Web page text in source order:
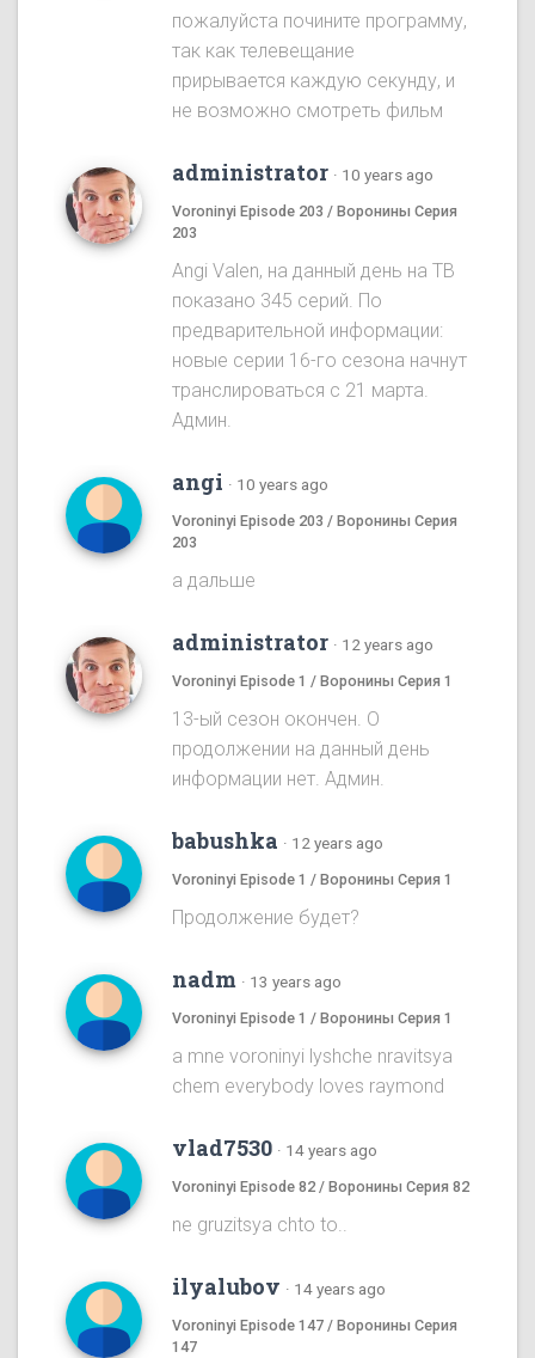
пожалуйста почините программу,
так как телевещание
прирывается каждую секунду, и
не возможно смотреть фильм
administrator · 10 years ago
Voroninyi Episode 203 / Воронины Серия
203
Angi Valen, на данный день на ТВ
показано 345 серий. По
предварительной информации:
новые серии 16-го сезона начнут
транслироваться с 21 марта.
Админ.
angi · 10 years ago
Voroninyi Episode 203 / Воронины Серия
203
а дальше
administrator · 12 years ago
Voroninyi Episode 1 / Воронины Серия 1
13-ый сезон окончен. О
продолжении на данный день
информации нет. Админ.
babushka · 12 years ago
Voroninyi Episode 1 / Воронины Серия 1
Продолжение будет?
nadm · 13 years ago
Voroninyi Episode 1 / Воронины Серия 1
a mne voroninyi lyshche nravitsya
chem everybody loves raymond
vlad7530 · 14 years ago
Voroninyi Episode 82 / Воронины Серия 82
ne gruzitsya chto to..
ilyalubov · 14 years ago
Voroninyi Episode 147 / Воронины Серия
147